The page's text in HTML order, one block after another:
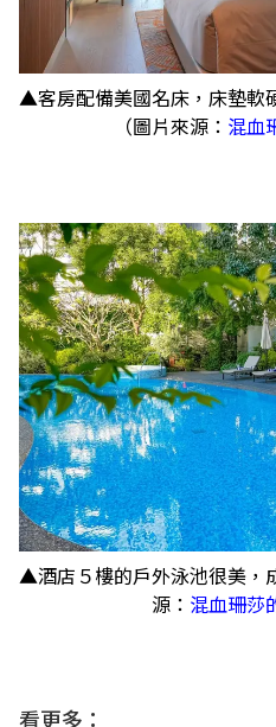
▲客房配備美國名床，床墊軟
（圖片來源： 混血
▲酒店５樓的戶外泳池很美，
源： 混血珊莎
看更多：